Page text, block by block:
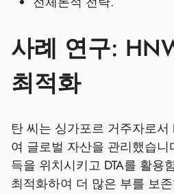
사례 연구:
최적화
탄 씨는 싱가포르 거주자로서
여 글로벌 자산을 관리했습
득을 위치시키고 DTA를 활용
최적화하여 더 많은 부를 보